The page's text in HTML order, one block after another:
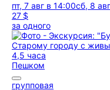
пт, 7 авг в 14:00сб, 8
27 $
за одного
4,5 часа
Пешком
групповая